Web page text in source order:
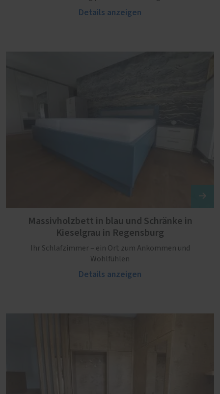
Details anzeigen
Massivholzbett in blau und Schränke in
Kieselgrau in Regensburg
Ihr Schlafzimmer – ein Ort zum Ankommen und
Wohlfühlen
Details anzeigen